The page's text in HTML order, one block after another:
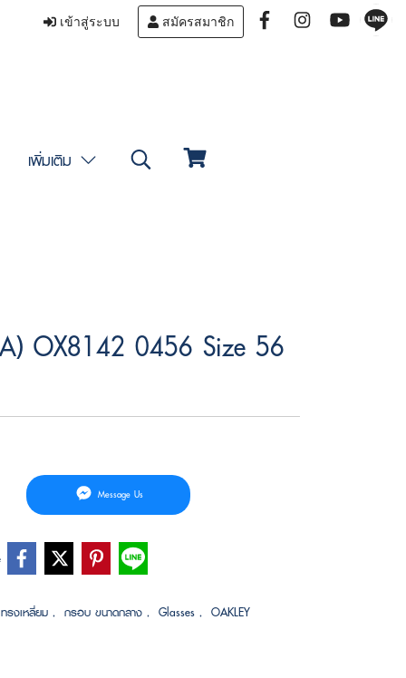
เข้าสู่ระบบ สมัครสมาชิก
เพิ่มเติม
OX8142 0456 Size 56
Message Us
รงเหลี่ยม , กรอบ ขนาดกลาง , Glasses , OAKLEY